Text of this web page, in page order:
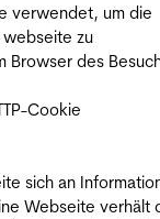
verwendet, um die
zu
Browser des
Cookie
sich an
Webseite verhält